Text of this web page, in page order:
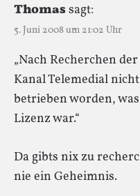
Thomassagt:
5. Juni 2008 um 21:02 Uhr
„Nach Recherchen
Kanal Telemedial
betrieben worden,
Lizenz war.“
Da gibts nix zu
nie ein Geheimnis.